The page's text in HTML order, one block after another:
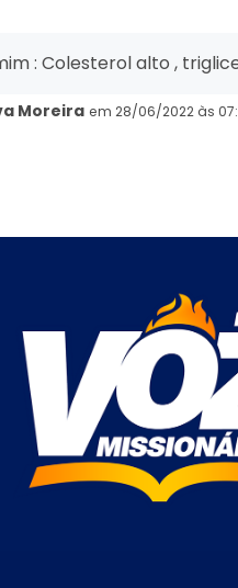
: Colesterol alto ,
Moreira em 28/06/2022 às